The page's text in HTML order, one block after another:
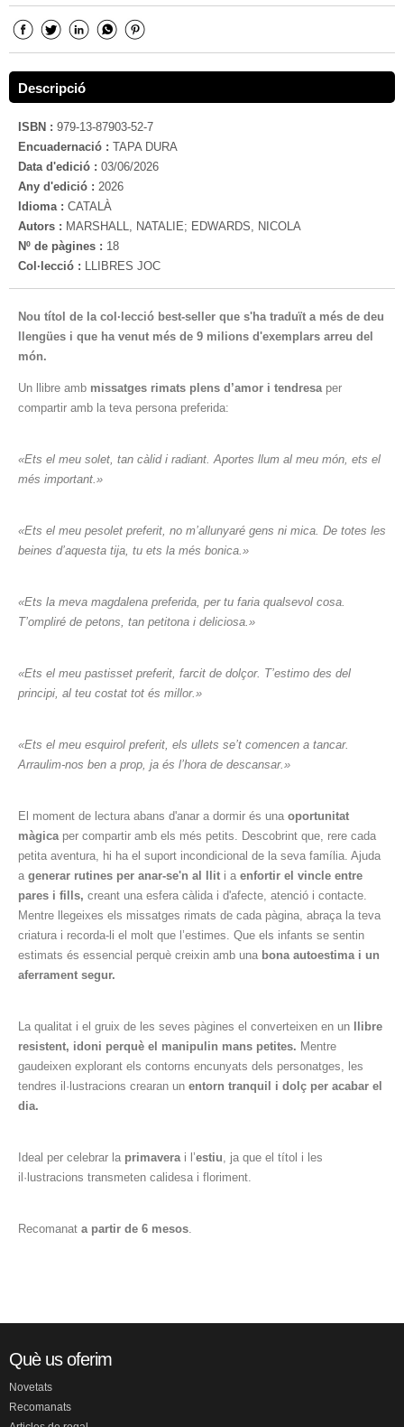
Descripció
ISBN : 979-13-87903-52-7
Encuadernació : TAPA DURA
Data d'edició : 03/06/2026
Any d'edició : 2026
Idioma : CATALÀ
Autors : MARSHALL, NATALIE; EDWARDS, NICOLA
Nº de pàgines : 18
Col·lecció : LLIBRES JOC
Nou títol de la col·lecció best-seller que s'ha traduït a més de deu
llengües i que ha venut més de 9 milions d'exemplars arreu del
món.
Un llibre amb missatges rimats plens d’amor i tendresa per
compartir amb la teva persona preferida:
«Ets el meu solet, tan càlid i radiant. Aportes llum al meu món, ets el
més important.»
«Ets el meu pesolet preferit, no m’allunyaré gens ni mica. De totes les
beines d’aquesta tija, tu ets la més bonica.»
«Ets la meva magdalena preferida, per tu faria qualsevol cosa.
T’ompliré de petons, tan petitona i deliciosa.»
«Ets el meu pastisset preferit, farcit de dolçor. T’estimo des del
principi, al teu costat tot és millor.»
«Ets el meu esquirol preferit, els ullets se’t comencen a tancar.
Arraulim-nos ben a prop, ja és l’hora de descansar.»
El moment de lectura abans d'anar a dormir és una oportunitat
màgicaper compartir amb els més petits. Descobrint que, rere cada
petita aventura, hi ha el suport incondicional de la seva família. Ajuda
a generar rutines per anar-se'n al llit i a enfortir el vincle entre
pares i fills, creant una esfera càlida i d'afecte, atenció i contacte.
Mentre llegeixes els missatges rimats de cada pàgina, abraça la teva
criatura i recorda-li el molt que l’estimes. Que els infants se sentin
estimats és essencial perquè creixin amb una bona autoestima i un
aferrament segur.
La qualitat i el gruix de les seves pàgines el converteixen en un
llibre
resistent, idoni perquè el manipulin mans petites. Mentre
gaudeixen explorant els contorns encunyats dels personatges, les
tendres il·lustracions crearan un entorn tranquil i dolç per acabar el
dia.
Ideal per celebrar la primaverai l’estiu, ja que el títol i les
il·lustracions transmeten calidesa i floriment.
Recomanat a partir de 6 mesos.
Què us oferim
Novetats
Recomanats